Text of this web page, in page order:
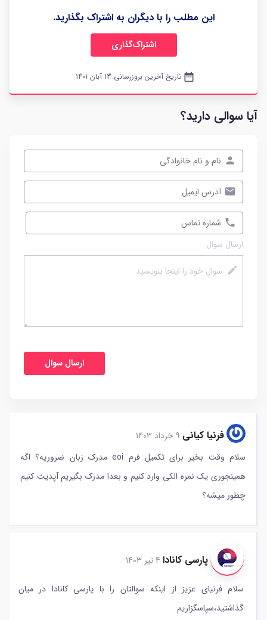
این مطلب را با دیگران به اشتراک بگذارید.
اشتراک‌گذاری
date_range تاریخ آخرین بروزرسانی:13 آبان 1401
آیا سوالی دارید؟
ارسال سوال
فرنیا کیانی 9 خرداد 1403
سلام وقت بخیر برای تکمیل فرم eoi مدرک زبان ضروریه؟ اگه
همینجوری یک نمره الکی وارد کنیم و بعدا مدرک بگیریم آپدیت کنیم
چطور میشه؟
پارسی کانادا 4 تیر 1403
سلام فرنیای عزیز از اینکه سوالتان را با پارسی کانادا در میان
گذاشتید،سپاسگزاریم